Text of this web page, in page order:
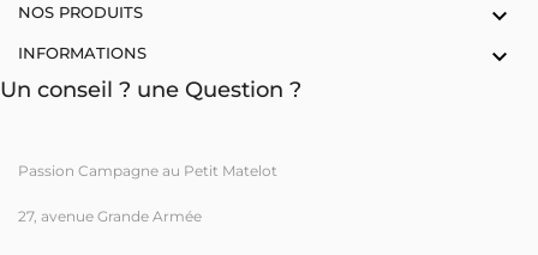
NOS PRODUITS 
INFORMATIONS 
Un conseil ? une Question ?
Passion Campagne au Petit Matelot
27, avenue Grande Armée